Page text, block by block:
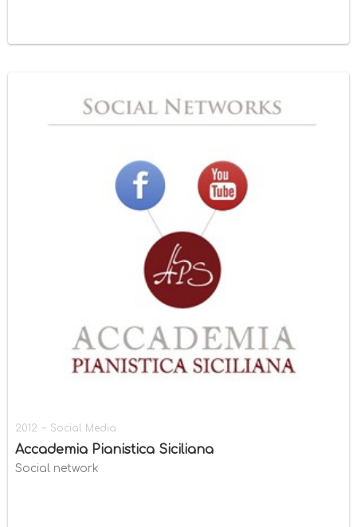
2012 - Social Media
Accademia Pianistica Siciliana
Social network